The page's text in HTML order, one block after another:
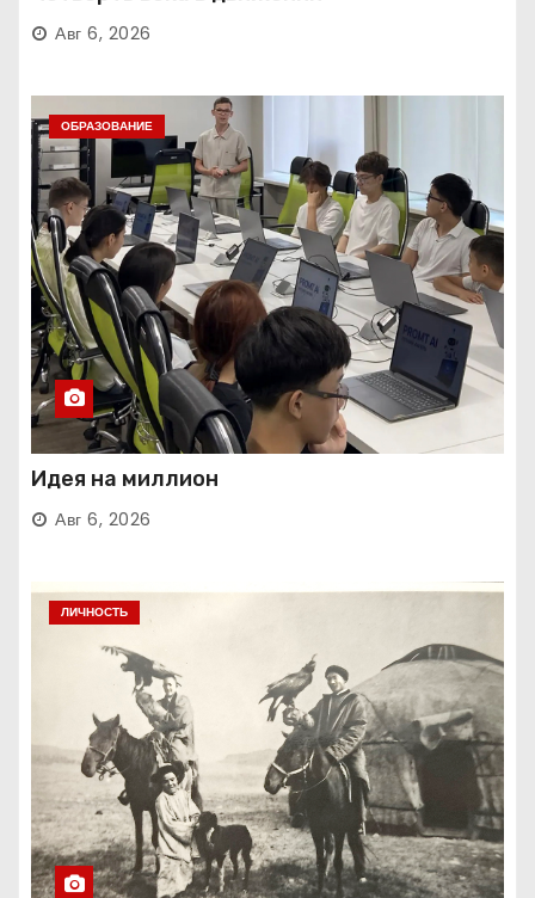
Авг 6, 2026
ОБРАЗОВАНИЕ
Идея на миллион
Авг 6, 2026
ЛИЧНОСТЬ